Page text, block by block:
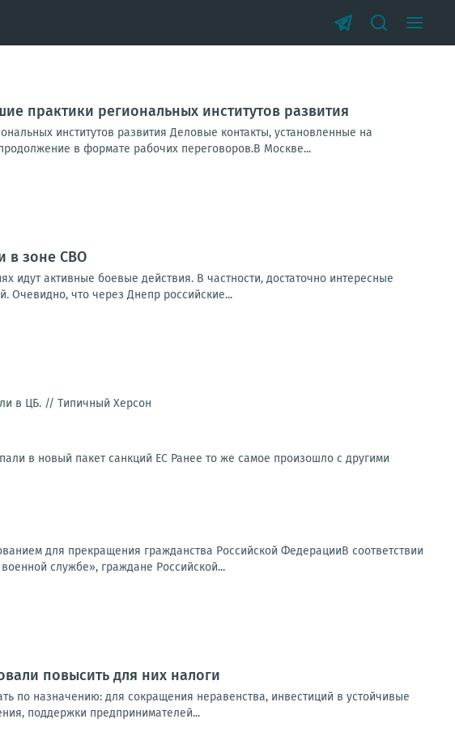
практики региональных институтов развития
институтов развития Деловые контакты, установленные на
в формате рабочих переговоров.В Москве...
в зоне СВО
идут активные боевые действия. В частности, достаточно интересные
Очевидно, что через Днепр российские...
в ЦБ. // Типичный Херсон
в новый пакет санкций ЕС Ранее то же самое произошло с другими
для прекращения гражданства Российской ФедерацииВ соответствии
службе», граждане Российской...
повысить для них налоги
по назначению: для сокращения неравенства, инвестиций в устойчивые
поддержки предпринимателей...